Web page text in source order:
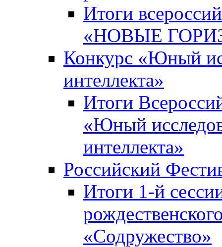
Итоги
«НОВЫЕ
Конкурс «Юный
интеллекта»
Итоги
«Юный
интеллекта»
Российский
Итоги 1-й
«Содружество»